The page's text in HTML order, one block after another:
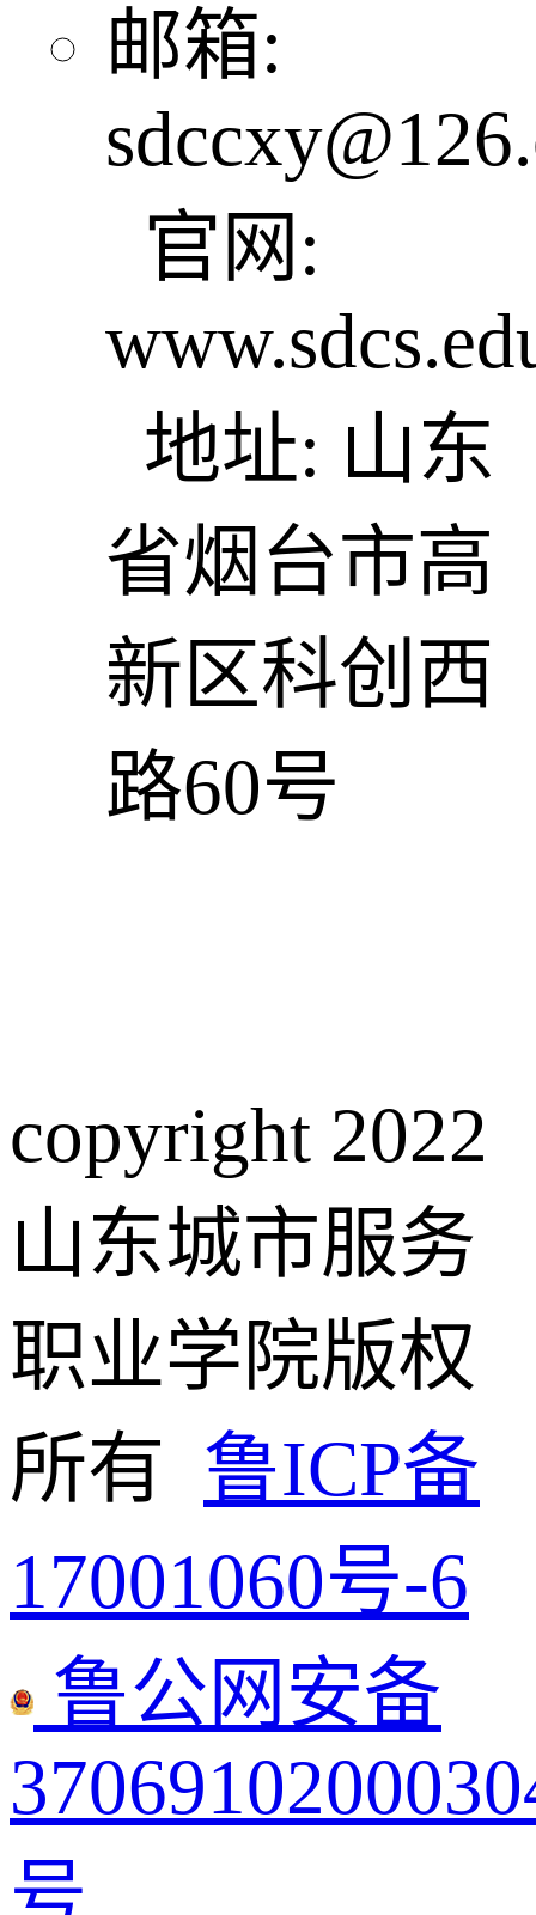
邮箱:
官网:
地址: 山东
省烟台市高
新区科创西
路60号
copyright 2022
山东城市服务
职业学院版权
所有 鲁ICP备
17001060号-6
鲁公网安备
号